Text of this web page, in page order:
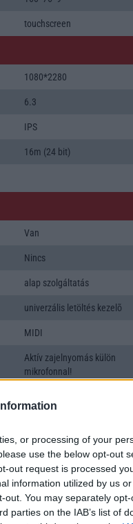
or processing of your
use the below opt-out
out request is processed
information utilized by us
You may separately
parties on the IAB’s list of
touchscreen
1080*2280
6.3
IPS
16m (24 bit)
Van
Nincs
alap szolgáltatás
univerzális letöltés kezelõ
MIDI
Aktív zajelnyomás külön
mikrofonnal!
48 Mpixel
4K UHD lejátszó